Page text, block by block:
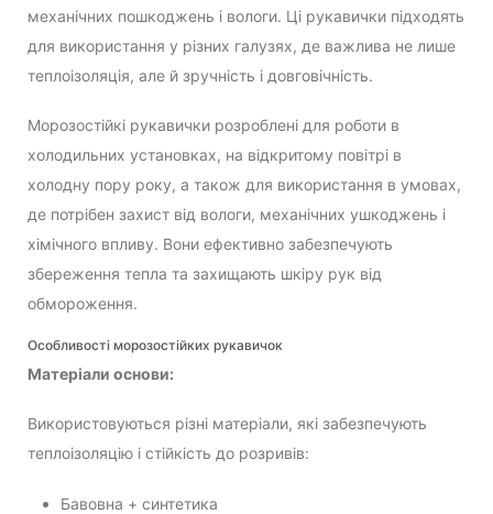
механічних пошкоджень і вологи. Ці рукавички підходять
для використання у різних галузях, де важлива не лише
теплоізоляція, але й зручність і довговічність.
Морозостійкі рукавички розроблені для роботи в
холодильних установках, на відкритому повітрі в
холодну пору року, а також для використання в умовах,
де потрібен захист від вологи, механічних ушкоджень і
хімічного впливу. Вони ефективно забезпечують
збереження тепла та захищають шкіру рук від
обмороження.
Особливості морозостійких рукавичок
Матеріали основи:
Використовуються різні матеріали, які забезпечують
теплоізоляцію і стійкість до розривів:
Бавовна + синтетика